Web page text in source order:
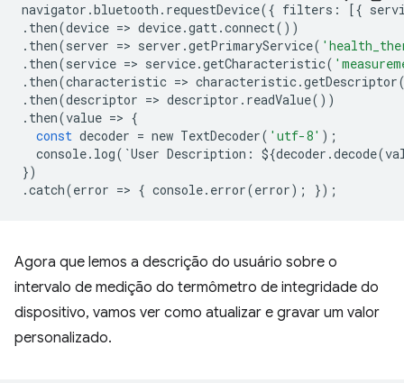
navigator .bluetooth . requestDevice({ filters : [{
. then(device => device.gatt.connect())
. then(server => server .getPrimaryService(
. then(service => service.getCharacteristic(
. then(characteristic => characteristic.getDescriptor
. then(descriptor => descriptor . readValue())
. then(value => {
const decoder = new TextDecoder( 'utf-8' );
console. log( `User Description : ${decoder .decode(
})
.catch(error => { console. error(error); });
Agora que lemos a descrição do usuário sobre o
intervalo de medição do termômetro de integridade do
dispositivo, vamos ver como atualizar e gravar um valor
personalizado.